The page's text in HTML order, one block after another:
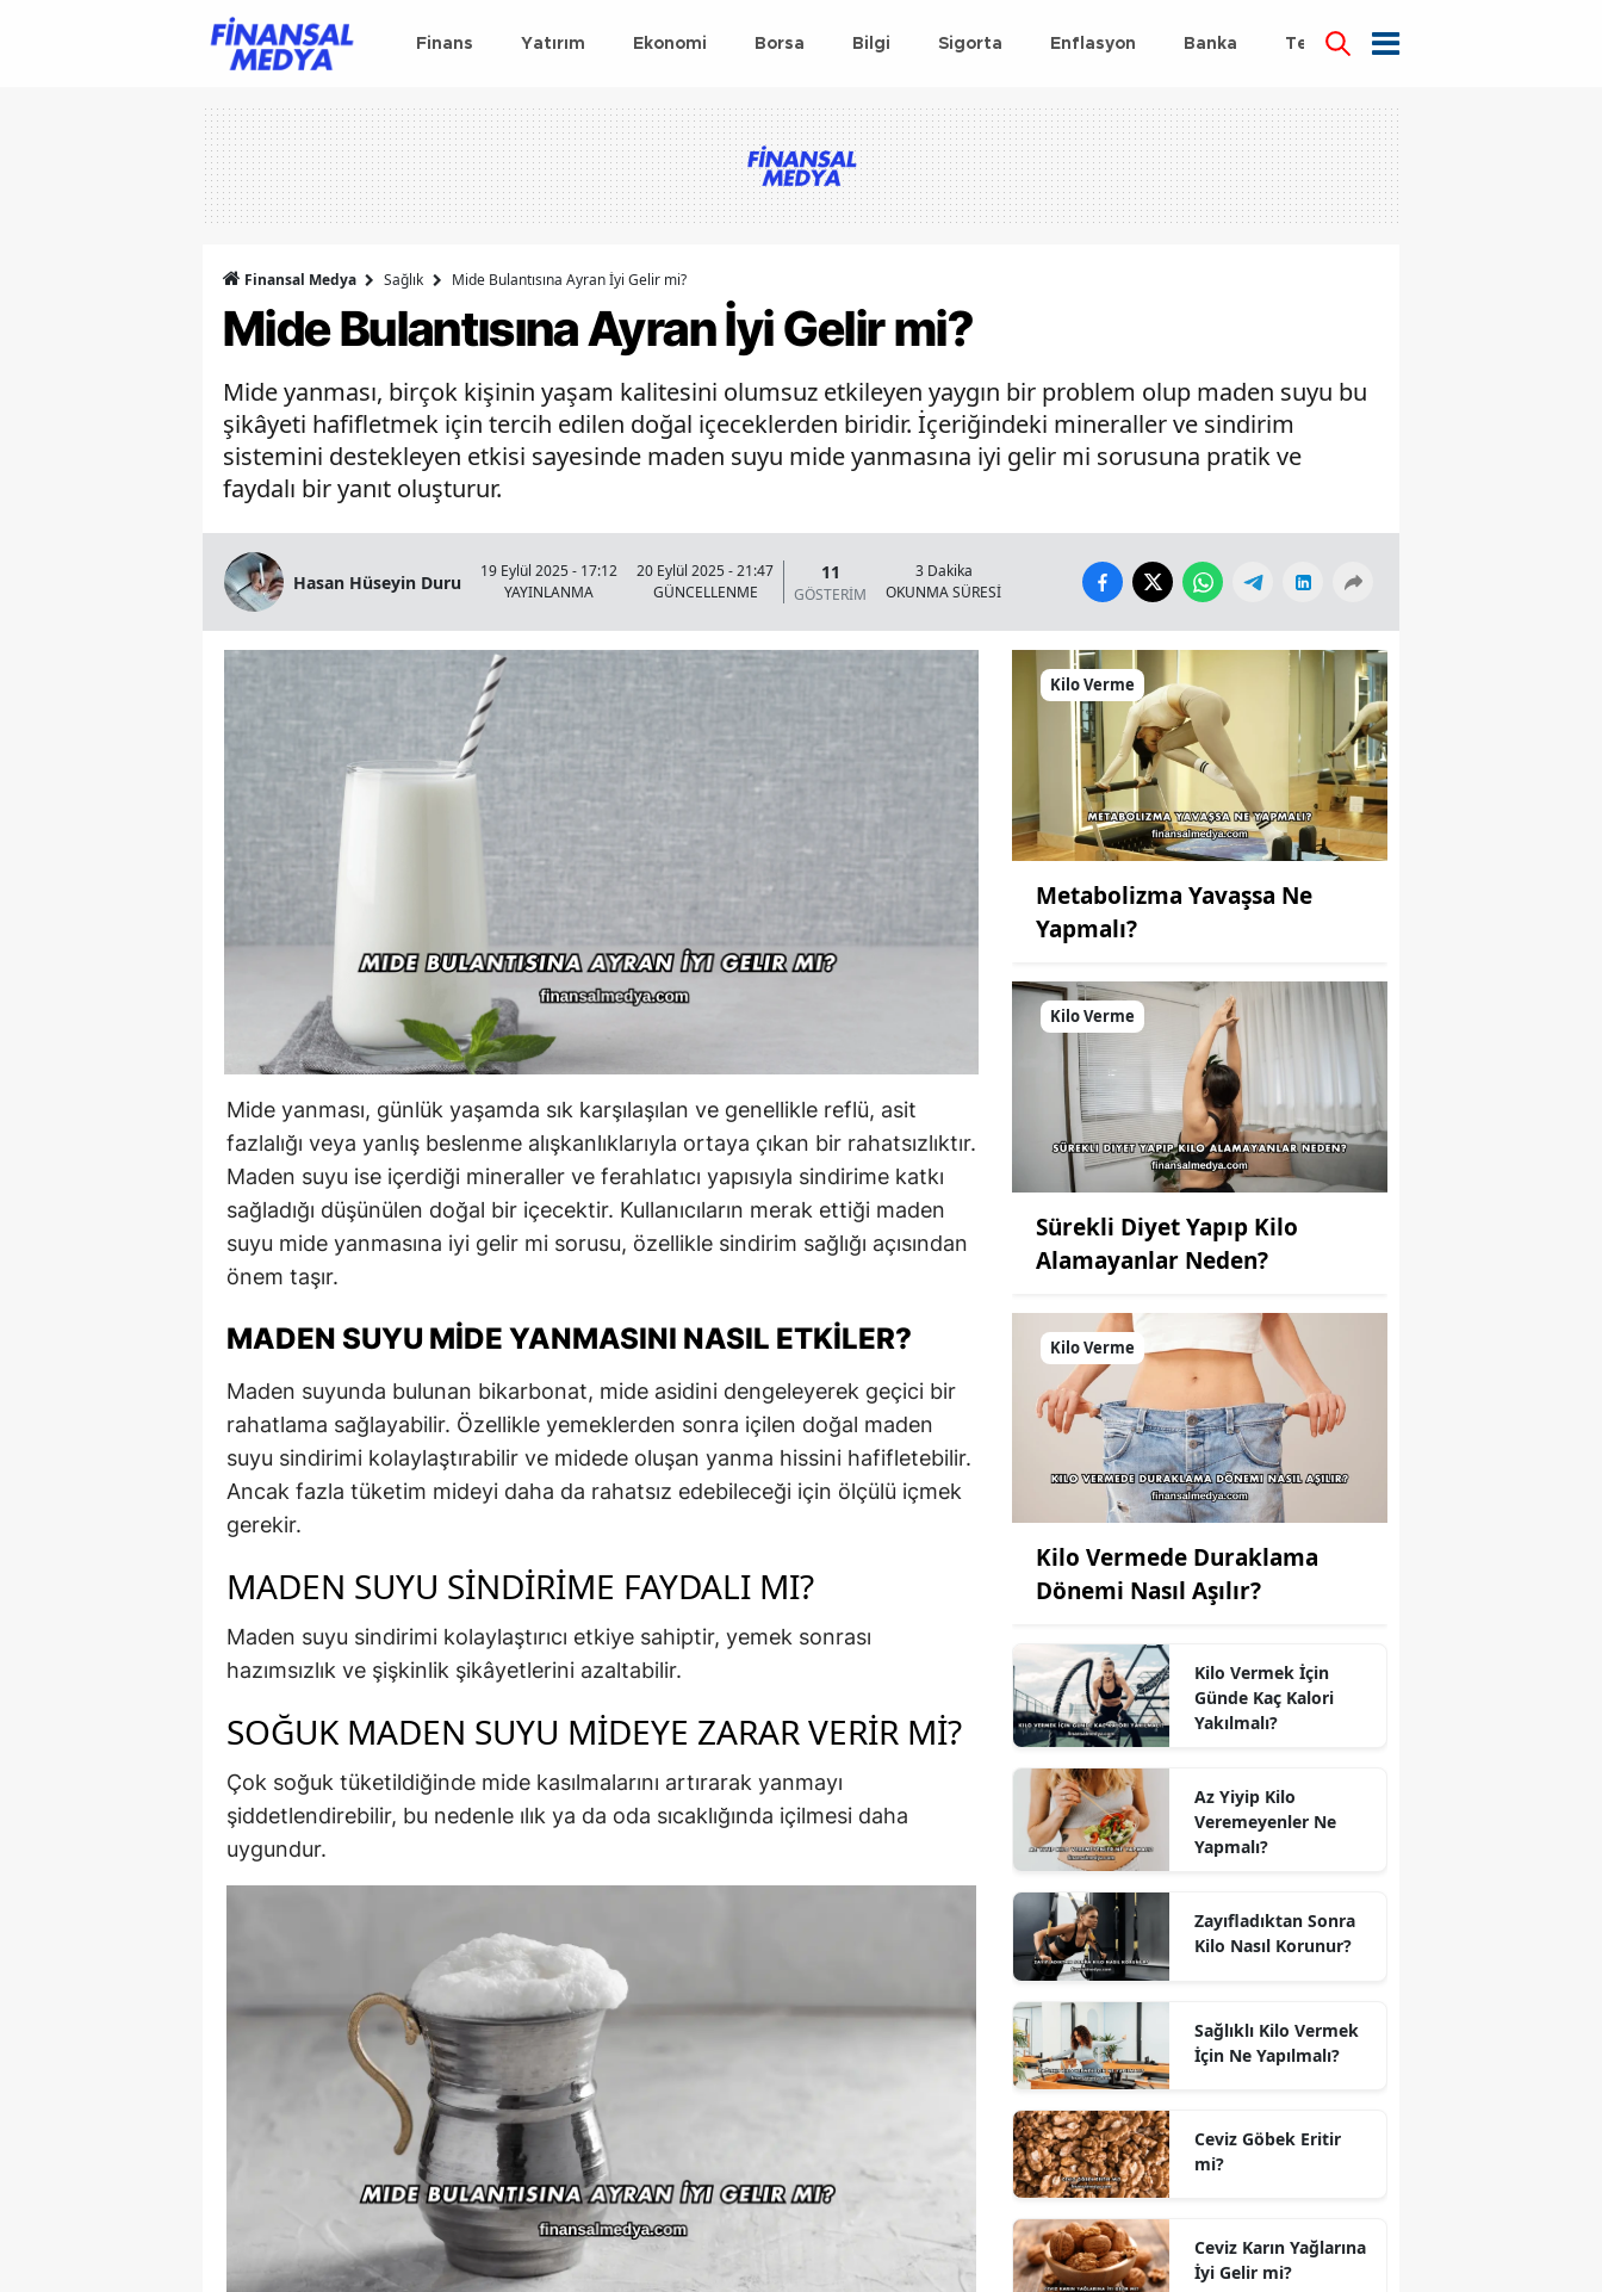
Finans Yatırım Ekonomi Borsa Bilgi Sigorta Enflasyon Banka Teknoloji
Finansal Medya Sağlık Mide Bulantısına Ayran İyi Gelir mi?
Mide Bulantısına Ayran İyi Gelir mi?
Mide yanması, birçok kişinin yaşam kalitesini olumsuz etkileyen yaygın bir problem olup maden suyu bu
şikâyeti hafifletmek için tercih edilen doğal içeceklerden biridir. İçeriğindeki mineraller ve sindirim
sistemini destekleyen etkisi sayesinde maden suyu mide yanmasına iyi gelir mi sorusuna pratik ve
faydalı bir yanıt oluşturur.
Hasan Hüseyin Duru
19 Eylül 2025 - 17:12
YAYINLANMA
20 Eylül 2025 - 21:47
GÜNCELLENME
11
GÖSTERİM
3 Dakika
OKUNMA SÜRESİ
Mide yanması, günlük yaşamda sık karşılaşılan ve genellikle reflü, asit
fazlalığı veya yanlış beslenme alışkanlıklarıyla ortaya çıkan bir rahatsızlıktır.
Maden suyu ise içerdiği mineraller ve ferahlatıcı yapısıyla sindirime katkı
sağladığı düşünülen doğal bir içecektir. Kullanıcıların merak ettiği maden
suyu mide yanmasına iyi gelir mi sorusu, özellikle sindirim sağlığı açısından
önem taşır.
MADEN SUYU MIDE YANMASINI NASIL ETKILER?
Maden suyunda bulunan bikarbonat, mide asidini dengeleyerek geçici bir
rahatlama sağlayabilir. Özellikle yemeklerden sonra içilen doğal maden
suyu sindirimi kolaylaştırabilir ve midede oluşan yanma hissini hafifletebilir.
Ancak fazla tüketim mideyi daha da rahatsız edebileceği için ölçülü içmek
gerekir.
MADEN SUYU SINDIRIME FAYDALI MI?
Maden suyu sindirimi kolaylaştırıcı etkiye sahiptir, yemek sonrası
hazımsızlık ve şişkinlik şikâyetlerini azaltabilir.
SOĞUK MADEN SUYU MIDEYE ZARAR VERIR MI?
Çok soğuk tüketildiğinde mide kasılmalarını artırarak yanmayı
şiddetlendirebilir, bu nedenle ılık ya da oda sıcaklığında içilmesi daha
uygundur.
Kilo Verme
Metabolizma Yavaşsa Ne
Yapmalı?
Kilo Verme
Sürekli Diyet Yapıp Kilo
Alamayanlar Neden?
Kilo Verme
Kilo Vermede Duraklama
Dönemi Nasıl Aşılır?
Kilo Vermek İçin
Günde Kaç Kalori
Yakılmalı?
Az Yiyip Kilo
Veremeyenler Ne
Yapmalı?
Zayıfladıktan Sonra
Kilo Nasıl Korunur?
Sağlıklı Kilo Vermek
İçin Ne Yapılmalı?
Ceviz Göbek Eritir
mi?
Ceviz Karın Yağlarına
İyi Gelir mi?